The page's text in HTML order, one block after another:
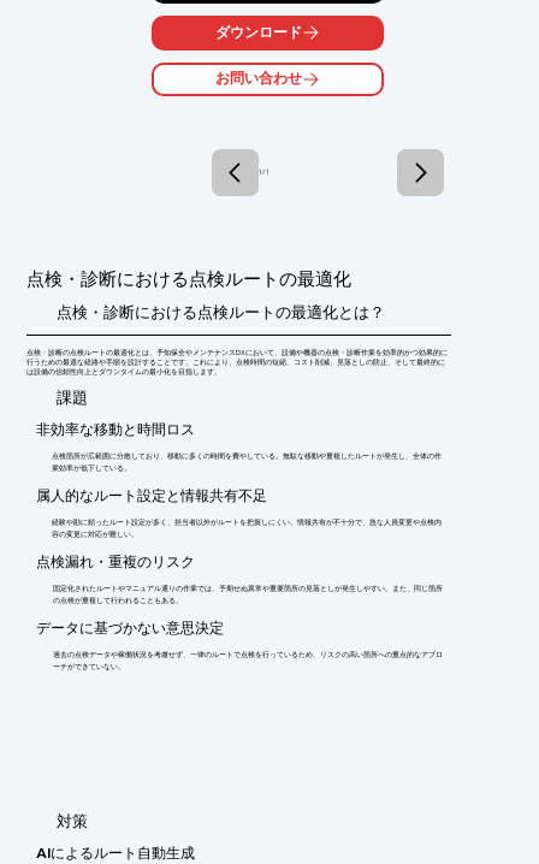
また、お客様のご要望に応じてダイヤルへの
専用ロゴマークなどの印字が可能です。
■HR（3ポジションイネーブルスイッチを両側に搭載可能）
■HS（樹脂BOX、フリーデザイン）　など
ダウンロード
お問い合わせ
1 / 1
点検・診断における点検ルートの最適化
点検・診断における点検ルートの最適化とは？
点検・診断の点検ルートの最適化とは、予知保全やメンテナンスDXにおいて、設備や機器の点検・診断作業を効率的かつ効果的に
行うための最適な経路や手順を設計することです。これにより、点検時間の短縮、コスト削減、見落としの防止、そして最終的に
は設備の信頼性向上とダウンタイムの最小化を目指します。
​課題
非効率な移動と時間ロス
点検箇所が広範囲に分散しており、移動に多くの時間を費やしている。無駄な移動や重複したルートが発生し、全体の作
業効率が低下している。
属人的なルート設定と情報共有不足
経験や勘に頼ったルート設定が多く、担当者以外がルートを把握しにくい。情報共有が不十分で、急な人員変更や点検内
容の変更に対応が難しい。
点検漏れ・重複のリスク
固定化されたルートやマニュアル通りの作業では、予期せぬ異常や重要箇所の見落としが発生しやすい。また、同じ箇所
の点検が重複して行われることもある。
データに基づかない意思決定
過去の点検データや稼働状況を考慮せず、一律のルートで点検を行っているため、リスクの高い箇所への重点的なアプロ
ーチができていない。
​対策
AIによるルート自動生成